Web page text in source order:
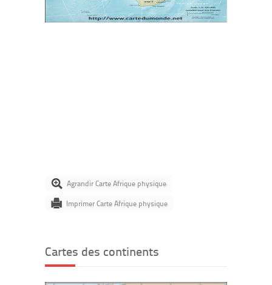
Agrandir Carte Afrique physique
Imprimer Carte Afrique physique
Cartes des continents